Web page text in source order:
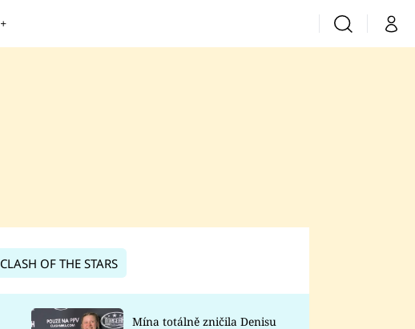
VyhledáváníMůj
Prima Lajk
CLASH OF THE STARS
Mína totálně zničila Denisu